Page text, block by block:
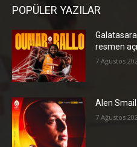
POPÜLER YAZILAR
resmen
7 Ağustos
Alen
7 Ağustos